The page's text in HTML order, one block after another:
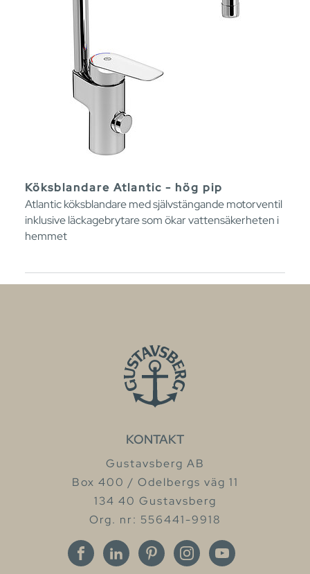
Köksblandare Atlantic - hög pip
Atlantic köksblandare med självstängande motorventil
inklusive läckagebrytare som ökar vattensäkerheten i
hemmet
KONTAKT
Gustavsberg AB
Box 400 / Odelbergs väg 11
134 40 Gustavsberg
Org. nr: 556441-9918